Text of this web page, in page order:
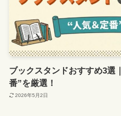
ブックスタンドおすすめ3選
番”を厳選！
2026年5月2日